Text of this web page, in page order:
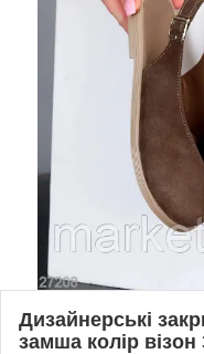
Дизайнерські
замша колір візон